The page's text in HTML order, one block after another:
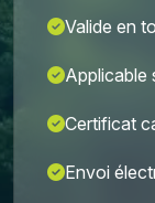
Valide en
Applicable
Certificat
Envoi